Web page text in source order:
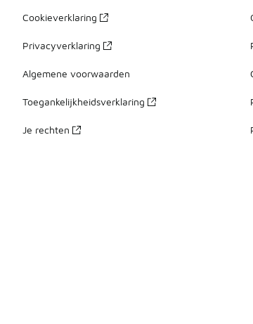
Cookieverklaring
Privacyverklaring
Algemene voorwaarden
Toegankelijkheidsverklaring
Je rechten